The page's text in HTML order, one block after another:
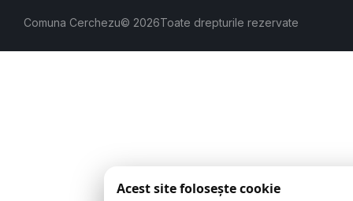
Comuna Cerchezu© 2026Toate drepturile rezervate
Acest site folosește cookie